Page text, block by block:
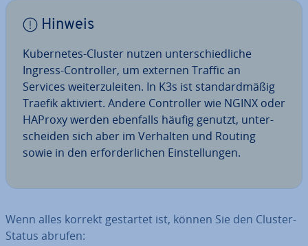
Hinweis
Ku­ber­netes-Cluster nutzen un­ter­schied­li­che
Ingress-Con­trol­ler, um externen Traffic an
Services wei­ter­zu­lei­ten. In K3s ist stan­dard­mä­ßig
Traefik aktiviert. Andere Con­trol­ler wie NGINX oder
HAProxy werden ebenfalls häufig genutzt, un­ter­
schei­den sich aber im Verhalten und Routing
sowie in den er­for­der­li­chen Ein­stel­lun­gen.
Wenn alles korrekt gestartet ist, können Sie den Cluster-
Status abrufen: